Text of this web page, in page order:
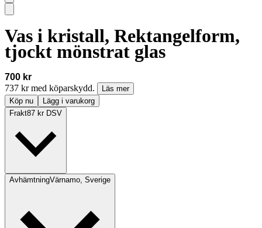
Vas i kristall, Rektangelform,
tjockt mönstrat glas
700 kr
737 kr med köparskydd.
Läs mer
Köp nu
Lägg i varukorg
Frakt87 kr DSV
AvhämtningVärnamo, Sverige